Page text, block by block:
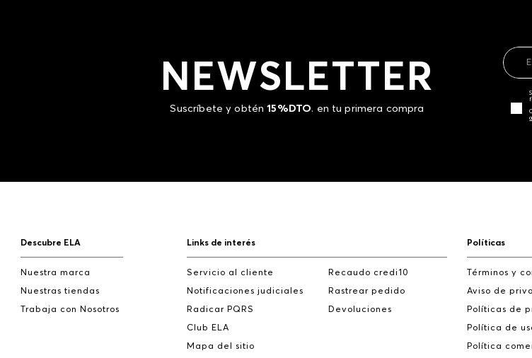
NEWSLETTER
Suscríbete y obtén15%DTO. en tu primera compra
Descubre ELA
Nuestra marca
Nuestras tiendas
Trabaja con Nosotros
Links de interés
Servicio al cliente
Notificaciones judiciales
Radicar PQRS
Club ELA
Mapa del sitio
Recaudo credi10
Rastrear pedido
Devoluciones
Políticas
Términos y
Aviso de
Políticas de
Política de
Política